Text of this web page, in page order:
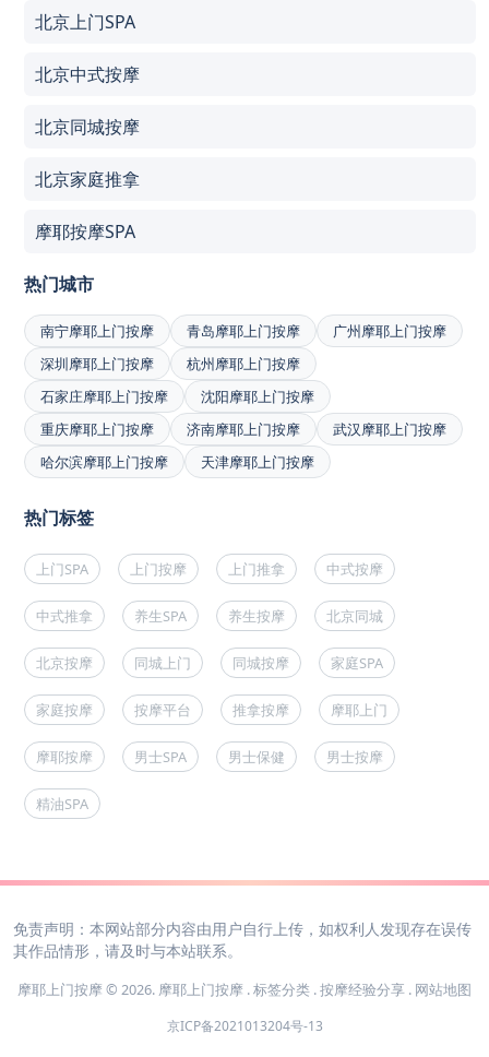
北京上门SPA
北京中式按摩
北京同城按摩
北京家庭推拿
摩耶按摩SPA
热门城市
南宁摩耶上门按摩 青岛摩耶上门按摩
广州摩耶上门按摩
深圳摩耶上门按摩
杭州摩耶上门按摩
石家庄摩耶上门按摩
沈阳摩耶上门按摩
重庆摩耶上门按摩
济南摩耶上门按摩
武汉摩耶上门按摩
哈尔滨摩耶上门按摩
天津摩耶上门按摩
热门标签
上门SPA 上门按摩 上门推拿 中式按摩
中式推拿 养生SPA 养生按摩 北京同城
北京按摩 同城上门 同城按摩 家庭SPA
家庭按摩 按摩平台 推拿按摩 摩耶上门
摩耶按摩 男士SPA 男士保健 男士按摩
精油SPA
免责声明：本网站部分内容由用户自行上传，如权利人发现存在误传
其作品情形，请及时与本站联系。
摩耶上门按摩 © 2026. 摩耶上门按摩 .标签分类 .按摩经验分享 . 网站地图
京ICP备2021013204号-13